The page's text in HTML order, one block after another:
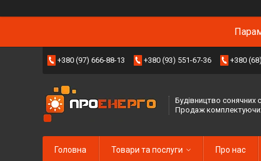
+380 (97) 666-88-13 +380 (93) 551-67-36 +380
Будівництво сонячних
Продаж
Головна Товари та послуги Про нас